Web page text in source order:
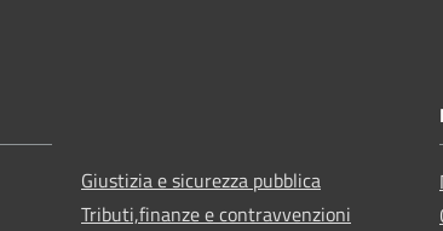
Giustizia e sicurezza pubblica
Tributi,finanze e contravvenzioni